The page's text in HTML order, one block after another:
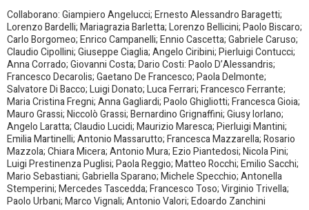
Collaborano: Giampiero Angelucci; Ernesto Alessandro Baragetti;
Lorenzo Bardelli; Mariagrazia Barletta; Lorenzo Bellicini; Paolo Biscaro;
Carlo Borgomeo; Enrico Campanelli; Ennio Cascetta; Gabriele Caruso;
Claudio Cipollini; Giuseppe Ciaglia; Angelo Ciribini; Pierluigi Contucci;
Anna Corrado; Giovanni Costa; Dario Costi: Paolo D’Alessandris;
Francesco Decarolis; Gaetano De Francesco; Paola Delmonte;
Salvatore Di Bacco; Luigi Donato; Luca Ferrari; Francesco Ferrante;
Maria Cristina Fregni; Anna Gagliardi; Paolo Ghigliotti; Francesca Gioia;
Mauro Grassi; Niccolò Grassi; Bernardino Grignaffini; Giusy Iorlano;
Angelo Laratta; Claudio Lucidi; Maurizio Maresca; Pierluigi Mantini;
Emilia Martinelli; Antonio Massarutto; Francesca Mazzarella; Rosario
Mazzola; Chiara Micera; Antonio Mura; Ezio Piantedosi; Nicola Pini;
Luigi Prestinenza Puglisi; Paola Reggio; Matteo Rocchi; Emilio Sacchi;
Mario Sebastiani; Gabriella Sparano; Michele Specchio; Antonella
Stemperini; Mercedes Tascedda; Francesco Toso; Virginio Trivella;
Paolo Urbani; Marco Vignali; Antonio Valori; Edoardo Zanchini